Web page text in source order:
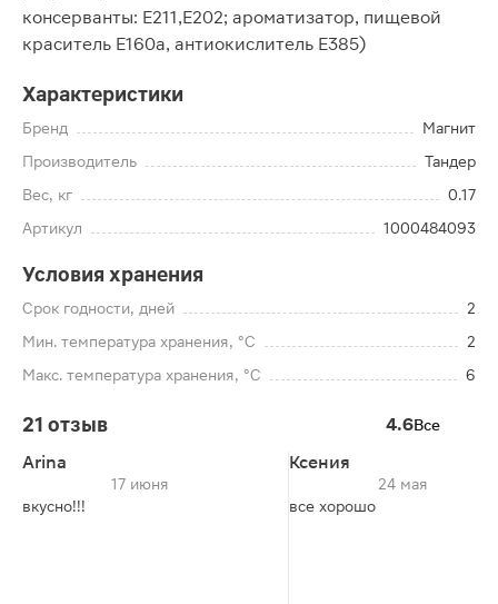
консерванты: Е211,Е202; ароматизатор, пищевой
краситель Е160а, антиокислитель Е385)
Характеристики
Бренд
Магнит
Производитель
Тандер
Вес, кг
0.17
Артикул
1000484093
Условия хранения
Срок годности, дней
2
Мин. температура хранения, °C
2
Макс. температура хранения, °C
6
21 отзыв 4.6Все
Arina
17 июня
вкусно!!!
Ксения
24 мая
все хорошо